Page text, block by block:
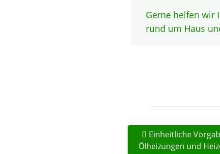
Gerne helfen wir
rund um Haus
Einheitliche
Ölheizungen und